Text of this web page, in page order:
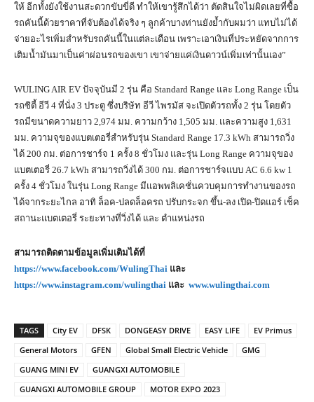
ให้ อีกทั้งยังใช้งานสะดวกขับขี่ดี ทำให้เขารู้สึกได้ว่า ตัดสินใจไม่ผิดเลยที่ซื้อ
รถคันนี้ด้วยราคาที่จับต้องได้จริง ๆ ลูกค้าบางท่านยังย้ำกับผมว่า แทบไม่ได้
จ่ายอะไรเพิ่มสำหรับรถคันนี้ในแต่ละเดือน เพราะเอาเงินที่ประหยัดจากการ
เติมน้ำมันมาเป็นค่าผ่อนรถของเขา เขาจ่ายแค่เงินดาวน์เพิ่มเท่านั้นเอง”
WULING AIR EV ปัจจุบันมี 2 รุ่น คือ Standard Range และ Long Range เป็น
รถซิตี้ อีวี 4 ที่นั่ง 3 ประตู ซึ่งบริษัท อีวี ไพรมัส จะเปิดตัวรถทั้ง 2 รุ่น โดยตัว
รถมีขนาดความยาว 2,974 มม. ความกว้าง 1,505 มม. และความสูง 1,631
มม. ความจุของแบตเตอรี่สำหรับรุ่น Standard Range 17.3 kWh สามารถวิ่ง
ได้ 200 กม. ต่อการชาร์จ 1 ครั้ง 8 ชั่วโมง และรุ่น Long Range ความจุของ
แบตเตอรี่ 26.7 kWh สามารถวิ่งได้ 300 กม. ต่อการชาร์จแบบ AC 6.6 kw 1
ครั้ง 4 ชั่วโมง ในรุ่น Long Range มีแอพพลิเคชั่นควบคุมการทำงานของรถ
ได้จากระยะไกล อาทิ ล็อค-ปลดล็อครถ ปรับกระจก ขึ้น-ลง เปิด-ปิดแอร์ เช็ค
สถานะแบตเตอรี่ ระยะทางที่วิ่งได้ และ ตำแหน่งรถ
สามารถติดตามข้อมูลเพิ่มเติมได้ที่
https://www.facebook.com/WulingThai และ
https://www.instagram.com/wulingthai และ www.wulingthai.com
TAGS City EV DFSK DONGEASY DRIVE EASY LIFE
EV Primus
General Motors
GFEN Global Small Electric Vehicle
GMG
GUANG MINI EV
GUANGXI AUTOMOBILE
GUANGXI AUTOMOBILE GROUP
MOTOR EXPO 2023